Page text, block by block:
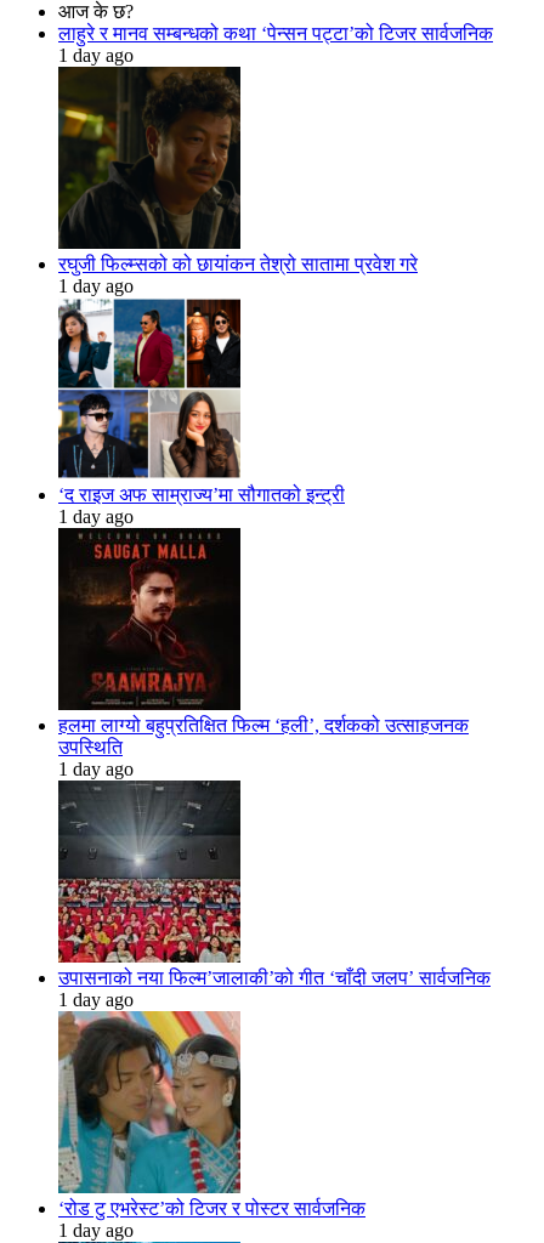
आज के छ?
लाहुरे र मानव सम्बन्धको कथा ‘पेन्सन पट्टा’को टिजर सार्वजनिक
1 day ago
रघुजी फिल्म्सको को छायांकन तेश्रो सातामा प्रवेश गरे
1 day ago
‘द राइज अफ साम्राज्य’मा सौगातको इन्ट्री
1 day ago
हलमा लाग्यो बहुप्रतिक्षित फिल्म ‘हली’, दर्शकको उत्साहजनक
उपस्थिति
1 day ago
उपासनाको नया फिल्म’जालाकी’को गीत ‘चाँदी जलप’ सार्वजनिक
1 day ago
‘रोड टु एभरेस्ट’को टिजर र पोस्टर सार्वजनिक
1 day ago